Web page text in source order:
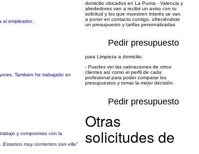
empleador...
Tambien he trabajado en
Pedir presupuesto
y compromiso con la
Estamos muy contentos con ella"
Pedir presupuesto
domicilio ubicados en La Punta - Valencia y
alrededores van a recibir un aviso con tu
solicitud y los que muestren interés se van
a poner en contacto contigo, ofreciéndote
un presupuesto y tarifas personalizadas
para Limpieza a domicilio.
- Puedes ver las valoraciones de otros
clientes así como el perfil de cada
profesional para poder comparar los
presupuestos y tomar la mejor decisión.
Otras
solicitudes de